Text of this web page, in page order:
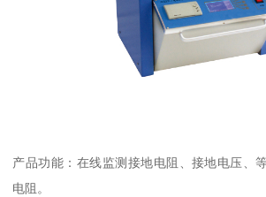
产品功能：在线监测接地电阻、接地电压、
电阻。